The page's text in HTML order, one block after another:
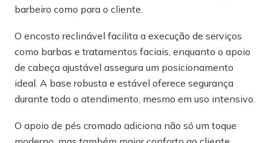
barbeiro como para o cliente.
O encosto reclinável facilita a execução de serviços
como barbas e tratamentos faciais, enquanto o apoio
de cabeça ajustável assegura um posicionamento
ideal. A base robusta e estável oferece segurança
durante todo o atendimento, mesmo em uso intensivo.
O apoio de pés cromado adiciona não só um toque